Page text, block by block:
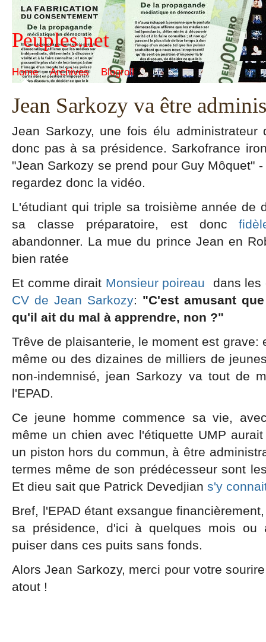
Peuples.net
Home Archives Blogroll
Jean Sarkozy va être
Jean Sarkozy, une fois élu administrateur
donc pas à sa présidence. Sarkofrance
"Jean Sarkozy se prend pour Guy Môquet"
regardez donc la vidéo.
L'étudiant qui triple sa troisième année de
sa classe préparatoire, est donc
abandonner. La mue du prince Jean en
bien ratée
Et comme dirait Monsieur poireau
dans les
CV de Jean Sarkozy: "C'est amusant
qu'il ait du mal à apprendre, non ?"
Trêve de plaisanterie, le moment est grave:
même ou des dizaines de milliers de
non-indemnisé, jean Sarkozy va tout de
l'EPAD.
Ce jeune homme commence sa vie,
même un chien avec l'étiquette UMP
un piston hors du commun, à être
termes même de son prédécesseur sont
Et dieu sait que Patrick Devedjian s'y
Bref, l'EPAD étant exsangue
sa présidence, d'ici à quelques mois ou
puiser dans ces puits sans fonds.
Alors Jean Sarkozy, merci pour votre
atout !